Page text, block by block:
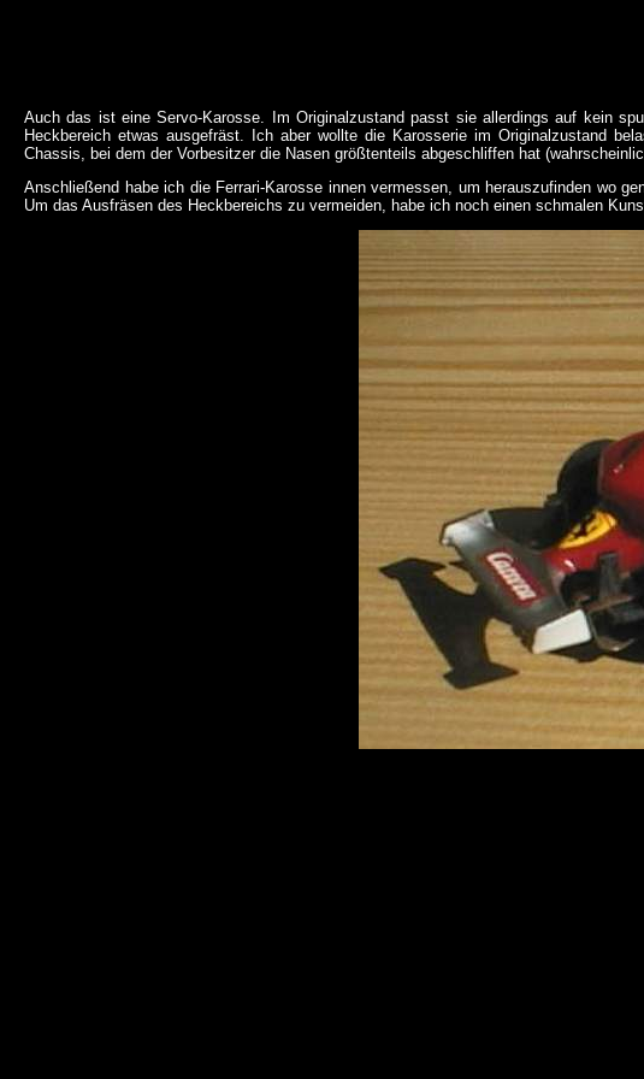
Auch das ist eine Servo-Karosse. Im Originalzustand passt sie allerdings auf kein
Heckbereich etwas ausgefräst. Ich aber wollte die Karosserie im Originalzustand
Chassis, bei dem der Vorbesitzer die Nasen größtenteils abgeschliffen hat
Anschließend habe ich die Ferrari-Karosse innen vermessen, um herauszufinden wo
Um das Ausfräsen des Heckbereichs zu vermeiden, habe ich noch einen schmalen